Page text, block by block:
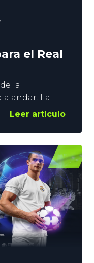
el Real
la
andar. La
comienza en
en el
muchas
Guler, Brahim
os
para
Leer artículo